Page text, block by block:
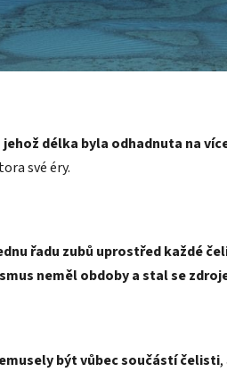
délka byla odhadnuta na
své éry.
řadu zubů uprostřed každé
neměl obdoby a stal se
být vůbec součástí čelisti